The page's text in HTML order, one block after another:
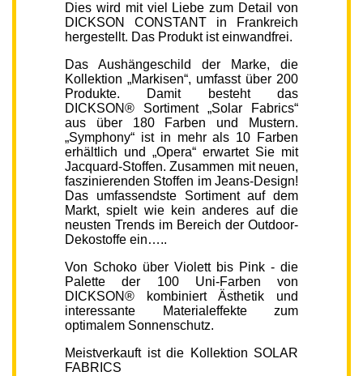
Dies wird mit viel Liebe zum Detail von
DICKSON CONSTANT in Frankreich
hergestellt. Das Produkt ist einwandfrei.
Das Aushängeschild der Marke, die
Kollektion „Markisen“, umfasst über 200
Produkte. Damit besteht das
DICKSON® Sortiment „Solar Fabrics“
aus über 180 Farben und Mustern.
„Symphony“ ist in mehr als 10 Farben
erhältlich und „Opera“ erwartet Sie mit
Jacquard-Stoffen. Zusammen mit neuen,
faszinierenden Stoffen im Jeans-Design!
Das umfassendste Sortiment auf dem
Markt, spielt wie kein anderes auf die
neusten Trends im Bereich der Outdoor-
Dekostoffe ein…..
Von Schoko über Violett bis Pink - die
Palette der 100 Uni-Farben von
DICKSON® kombiniert Ästhetik und
interessante Materialeffekte zum
optimalem Sonnenschutz.
Meistverkauft ist die Kollektion SOLAR
FABRICS